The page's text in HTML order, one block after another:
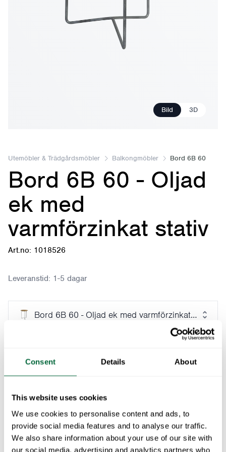
Consent Details About
This website uses cookies
We use cookies to personalise content and ads, to
provide social media features and to analyse our traffic.
We also share information about your use of our site with
our social media, advertising and analytics partners who
Bild 3D
Utemöbler & Trädgårdsmöbler Balkongmöbler Bord 6B 60
Bord 6B 60 - Oljad
ek med
varmförzinkat stativ
Art.no: 1018526
Leveranstid: 1-5 dagar
Bord 6B 60 - Oljad ek med varmförzinkat stativ
Bord 6B 60 i Klassikerserien är smidigt och
lättplacerat med sina Ø60 cm. Det har varmförzinkat,
avtagbart stativ och trädetaljer i vitlackad ek, oljad ek
eller obehandlad teak.